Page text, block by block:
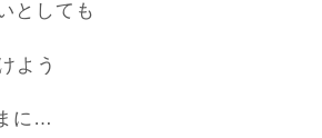
としても
よう
に…